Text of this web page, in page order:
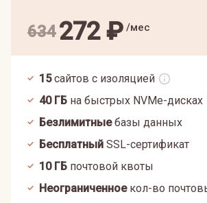
634272₽ /мес
15 сайтов с изоляцией
40ГБ на быстрых NVMe-дисках
Безлимитныебазы данных
Бесплатный SSL-сертификат
10ГБ почтовой квоты
Неограниченноекол-во